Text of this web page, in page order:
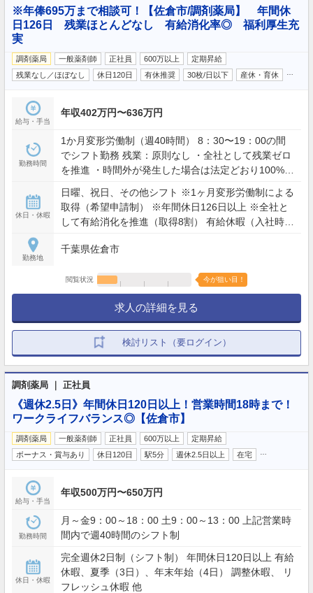
※年俸695万まで相談可！【佐倉市/調剤薬局】 年間休
日126日 残業ほとんどなし 有給消化率◎ 福利厚生充
実
調剤薬局 一般薬剤師 正社員 600万以上
定期昇給
残業なし／ほぼなし
休日120日 有休推奨 30枚/日以下 産休・育休
給与・手当
年収402万円〜636万円
勤務時間
1か月変形労働制（週40時間） 8：30〜19：00の間
でシフト勤務 残業：原則なし ・全社として残業ゼロ
を推進 ・時間外が発生した場合は法定どおり100%支
休日・休暇
日曜、祝日、その他シフト ※1ヶ月変形労働制による
取得（希望申請制） ※年間休日126日以上 ※全社と
して有給消化を推進（取得8割） 有給休暇（入社時：
可能（取得理由不問） その他：夏季休暇、冬季休
休暇、慶弔休暇、生理休暇など
勤務地
千葉県佐倉市
閲覧状況 今が狙い目！
求人の詳細を見る
検討リスト（要ログイン）
調剤薬局 ｜ 正社員
《週休2.5日》年間休日120日以上！営業時間18時まで！
ワークライフバランス◎【佐倉市】
調剤薬局 一般薬剤師 正社員 600万以上
定期昇給
ボーナス・賞与あり
休日120日 駅5分 週休2.5日以上 在宅
給与・手当
年収500万円〜650万円
勤務時間
月～金9：00～18：00 土9：00～13：00 上記営業時
間内で週40時間のシフト制
休日・休暇
完全週休2日制（シフト制） 年間休日120日以上 有給
休暇、夏季（3日）、年末年始（4日） 調整休暇、 リ
フレッシュ休暇 他